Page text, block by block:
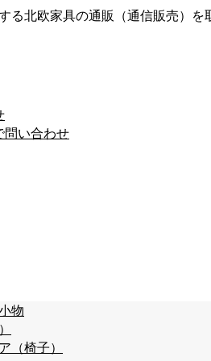
る北欧家具の通販（通信販売）を
物
（椅子）